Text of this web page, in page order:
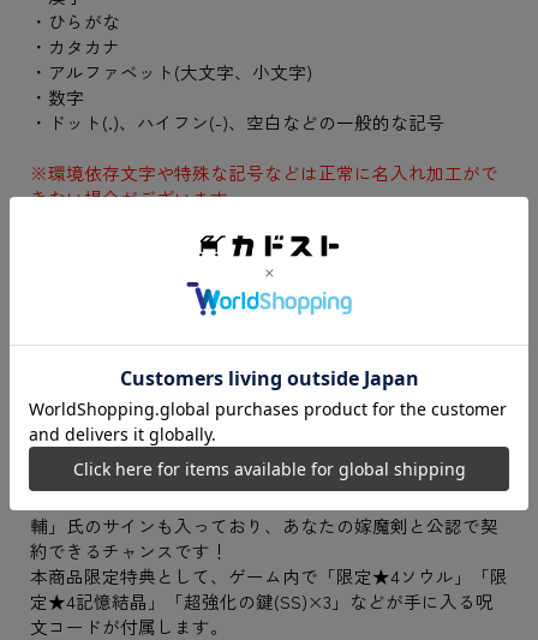
・ひらがな
・カタカナ
・アルファベット(大文字、小文字)
・数字
・ドット(.)、ハイフン(-)、空白などの一般的な記号
※環境依存文字や特殊な記号などは正常に名入れ加工がで
きない場合がございます。
スマホ向けRPG『ブレイブソード×ブレイズソウル』の魔
王戦争編完結を祝い、メモリアルプレートをご用意！
こちらは魔王戦争編の完結を記念して描かれたキービジュ
アルを表面に使用し、そして裏面はなんとあの魔剣契約書
となっている、マスターなら必ず手に入れたいまさに完結
記念にふさわしいメモリアルプレートとなっています。
裏面の魔剣契約書に描かれる魔剣は、2024年4月7日までに
登場した全ての魔剣の中から選ぶことが可能。さらに選ん
だ魔剣名と共にあなたのマスター名が刻印される、まさに
「魔剣契約書」となっています。魔剣機関局長「神谷友
輔」氏のサインも入っており、あなたの嫁魔剣と公認で契
約できるチャンスです！
本商品限定特典として、ゲーム内で「限定★4ソウル」「限
定★4記憶結晶」「超強化の鍵(SS)×3」などが手に入る呪
文コードが付属します。